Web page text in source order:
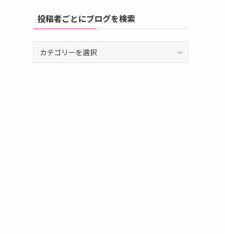
投稿者ごとにブログを検索